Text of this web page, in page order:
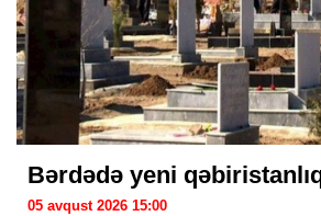
Bərdədə yeni
05 avqust 2026 15:00